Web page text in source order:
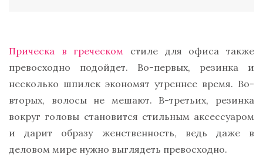
Прическа в греческом стиле для офиса также
превосходно подойдет. Во-первых, резинка и
несколько шпилек экономят утреннее время. Во-
вторых, волосы не мешают. В-третьих, резинка
вокруг головы становится стильным аксессуаром
и дарит образу женственность, ведь даже в
деловом мире нужно выглядеть превосходно.